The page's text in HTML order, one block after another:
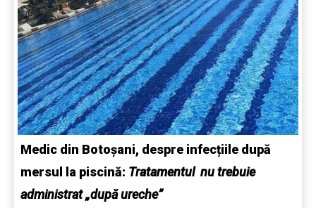
Medic din Botoșani, despre infecțiile după
mersul la piscină: Tratamentul nu trebuie
administrat „după ureche”